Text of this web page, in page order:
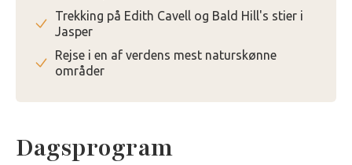
Trekking på Edith Cavell og Bald Hill's stier i
Jasper
Rejse i en af verdens mest naturskønne
områder
Dagsprogram